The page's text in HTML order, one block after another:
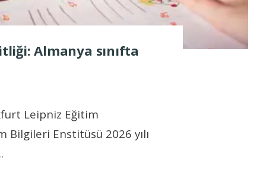
Almanya sınıfta
Leipniz Eğitim
Bilgileri Enstitüsü 2026 yılı